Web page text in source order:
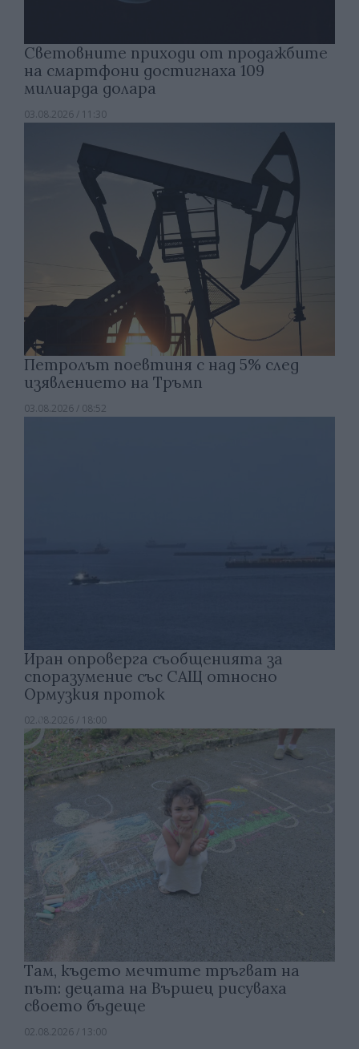
Световните приходи от продажбите
на смартфони достигнаха 109
милиарда долара
03.08.2026 / 11:30
Петролът поевтиня с над 5% след
изявлението на Тръмп
03.08.2026 / 08:52
Иран опроверга съобщенията за
споразумение със САЩ относно
Ормузкия проток
02.08.2026 / 18:00
Там, където мечтите тръгват на
път: децата на Вършец рисуваха
своето бъдеще
02.08.2026 / 13:00